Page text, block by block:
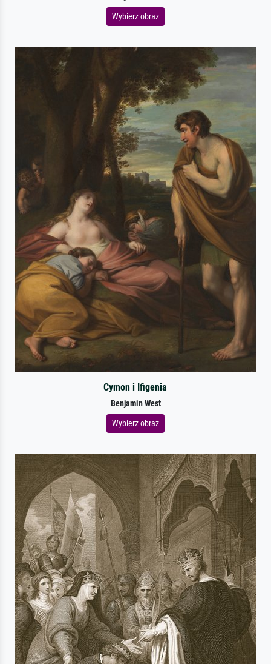
Wybierz obraz
Cymon i Ifigenia
Benjamin West
Wybierz obraz